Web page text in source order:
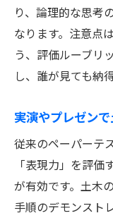
り、論理的な思考
なります。注意点
う、評価ルーブリ
し、誰が見ても納
実演やプレゼン
従来のペーパーテ
「表現力」を評
が有効です。土木
手順のデモンスト